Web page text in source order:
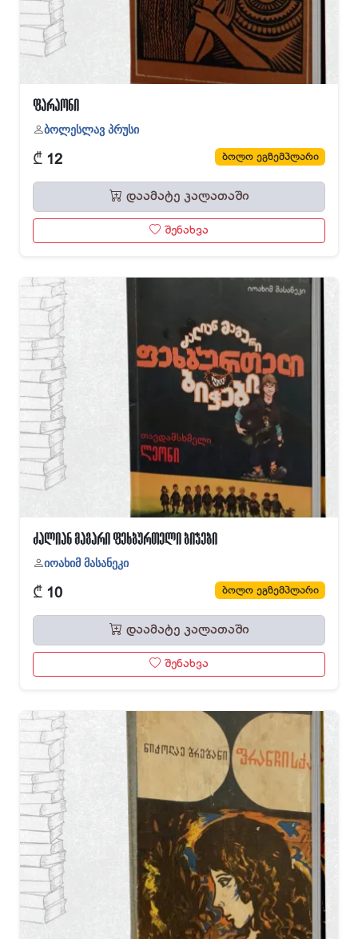
ფარაონი
ბოლესლავ პრუსი
₾ 12 ბოლო ეგზემპლარი
დაამატე კალათაში
შენახვა
ძალიან მაგარი ფეხბურთელი ბიჭები
იოახიმ მასანეკი
₾ 10 ბოლო ეგზემპლარი
დაამატე კალათაში
შენახვა